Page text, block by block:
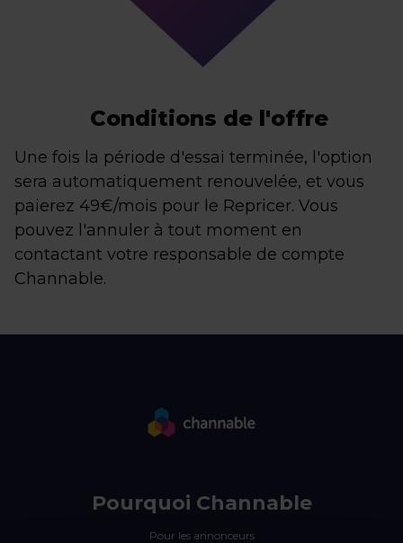
Conditions de l'offre
Une fois la période d'essai terminée, l'option
sera automatiquement renouvelée, et vous
paierez 49€/mois pour le Repricer. Vous
pouvez l'annuler à tout moment en
contactant votre responsable de compte
Channable.
Pourquoi Channable
Pour les annonceurs